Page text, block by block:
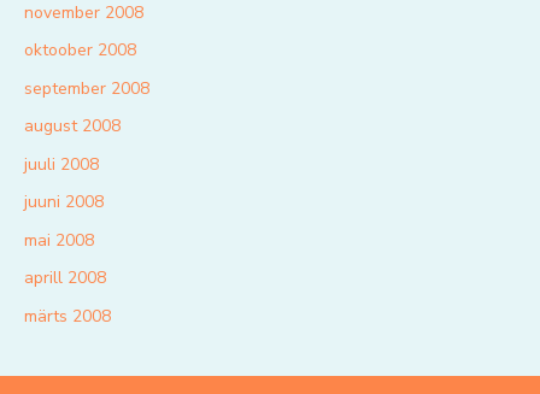
november 2008
oktoober 2008
september 2008
august 2008
juuli 2008
juuni 2008
mai 2008
aprill 2008
märts 2008